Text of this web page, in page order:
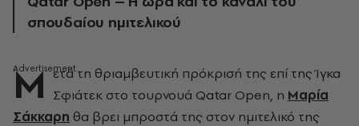
σπουδαίου ημιτελικού
Μ ετά τη θριαμβευτική πρόκρισή της επί της Ίγκα
Σφιάτεκ στο τουρνουά Qatar Open, η Μαρία
Σάκκαρη θα βρει μπροστά της στον ημιτελικό της